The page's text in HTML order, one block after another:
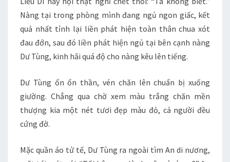
Nàng tại trong phòng mình đang ngủ ngon giấc, kết
quả nhất tỉnh lại liền phát hiện toàn thân chua xót
đau đớn, sau đó liền phát hiện ngủ tại bên cạnh nàng
Dư Tùng, kinh hãi quá độ cho nàng kêu lên tiếng.
Dư Tùng ổn ổn thần, vén chăn lên chuẩn bị xuống
giường. Chẳng qua chờ xem màu trắng chăn mền
thượng kia một nét tươi đẹp màu đỏ, cả người đều
cứng đờ.
Mặc quần áo tử tế, Dư Tùng ra ngoài tìm An di nương,